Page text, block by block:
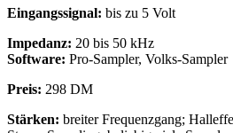
Eingangssignal: bis zu 5 Volt
Impedanz: 20 bis 50 kHz
Software: Pro-Sampler, Volks-Sampler
Preis: 298 DM
Stärken: breiter Frequenzgang;